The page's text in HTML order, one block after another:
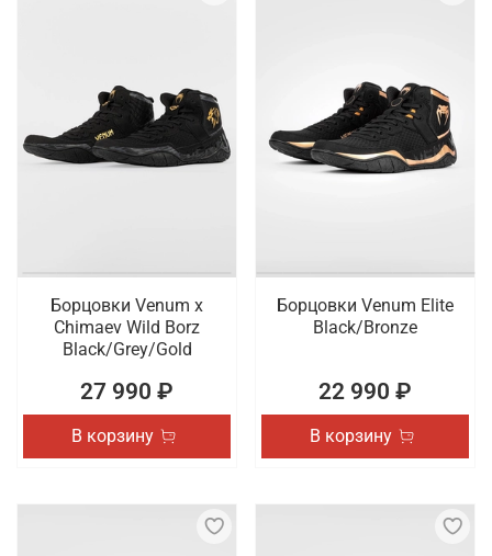
Борцовки Venum x
Chimaev Wild Borz
Black/Grey/Gold
27 990 ₽
В корзину
Борцовки Venum Elite
Black/Bronze
22 990 ₽
В корзину